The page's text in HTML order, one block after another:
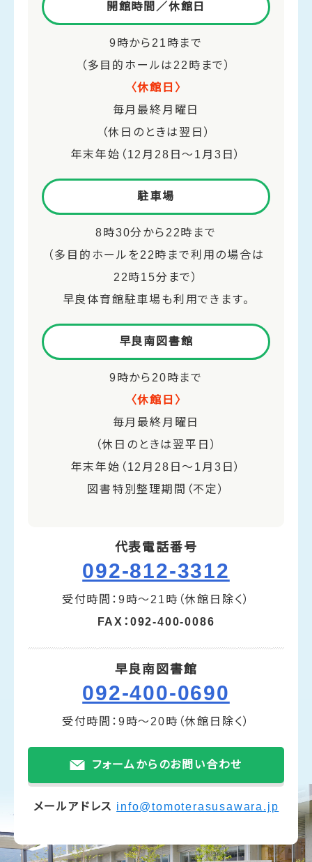
開館時間／休館日
9時から21時まで
（多目的ホールは22時まで）
〈休館日〉
毎月最終月曜日
（休日のときは翌日）
年末年始（12月28日～1月3日）
駐車場
8時30分から22時まで
（多目的ホールを22時まで利用の場合は
22時15分まで）
早良体育館駐車場も利用できます。
早良南図書館
9時から20時まで
〈休館日〉
毎月最終月曜日
（休日のときは翌平日）
年末年始（12月28日～1月3日）
図書特別整理期間（不定）
代表電話番号
092-812-3312
受付時間：9時～21時（休館日除く）
FAX：092-400-0086
早良南図書館
092-400-0690
受付時間：9時～20時（休館日除く）
フォームからのお問い合わせ
メールアドレス info@tomoterasusawara.jp